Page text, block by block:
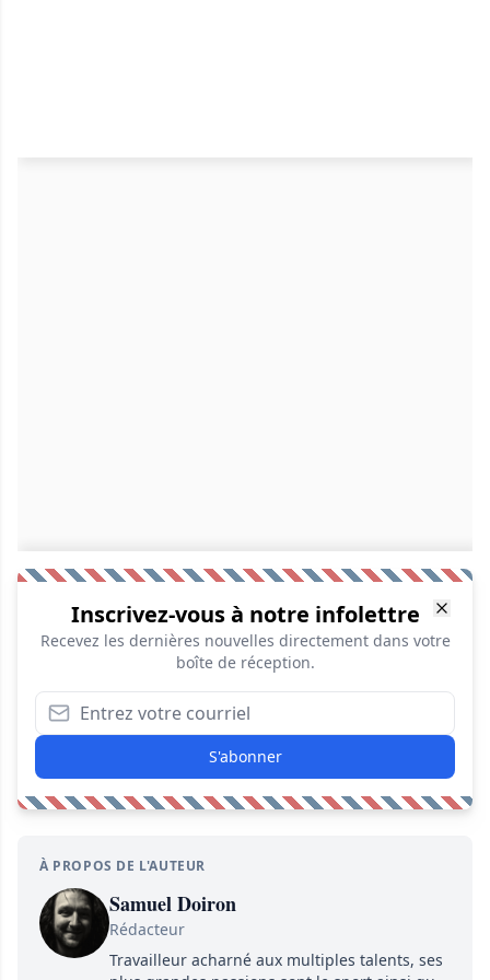
Inscrivez-vous à notre infolettre
Recevez les dernières nouvelles directement dans votre
boîte de réception.
S'abonner
À PROPOS DE L'AUTEUR
Samuel Doiron
Rédacteur
Travailleur acharné aux multiples talents, ses